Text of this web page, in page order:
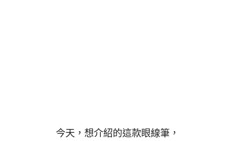
今天，想介紹的這款眼線筆，